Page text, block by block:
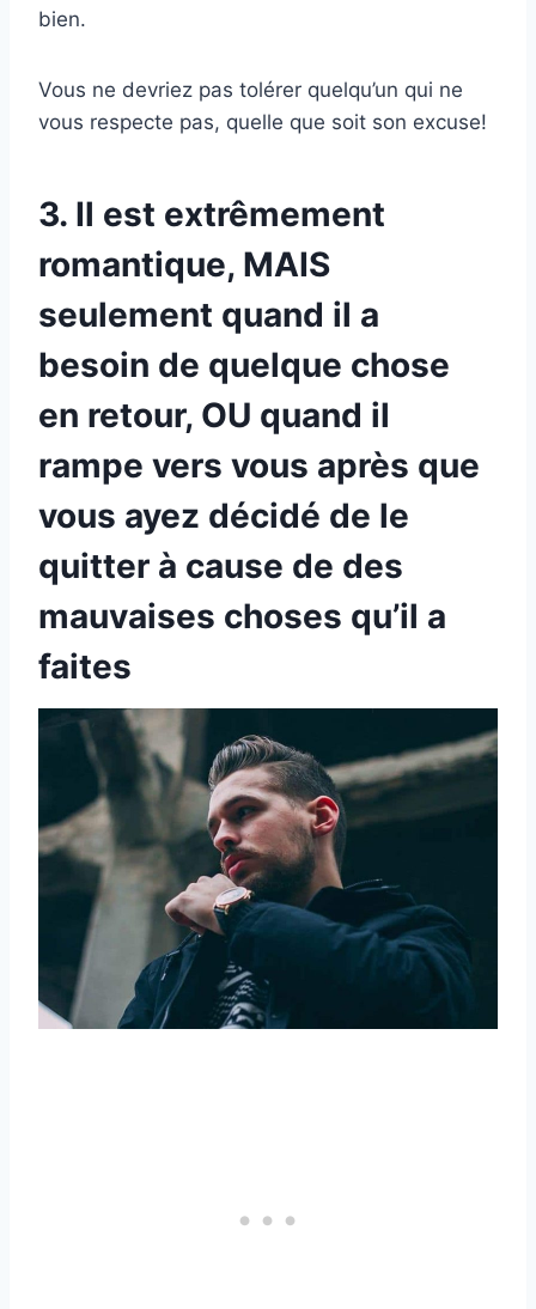
bien.
Vous ne devriez pas tolérer quelqu’un qui ne
vous respecte pas, quelle que soit son excuse!
3. Il est extrêmement
romantique, MAIS
seulement quand il a
besoin de quelque chose
en retour, OU quand il
rampe vers vous après que
vous ayez décidé de le
quitter à cause de des
mauvaises choses qu’il a
faites